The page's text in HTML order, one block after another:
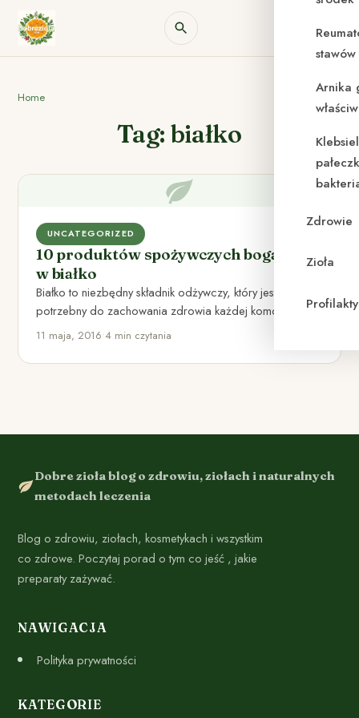
Arnika
Zdrowie
Zioła
Home
Tag: białko
UNCATEGORIZED
10 produktów spożywczych bogatych
w białko
Białko to niezbędny składnik odżywczy, który jest
potrzebny do zachowania zdrowia każdej komórki
organizmu To właśnie z białek…
11 maja, 2016•4 min czytania
Dobre zioła blog o zdrowiu, ziołach i naturalnych
metodach leczenia
Blog o zdrowiu, ziołach, kosmetykach i wszystkim
co zdrowe. Poczytaj porad o tym co jeść , jakie
preparaty zażywać.
NAWIGACJA
Polityka prywatności
KATEGORIE